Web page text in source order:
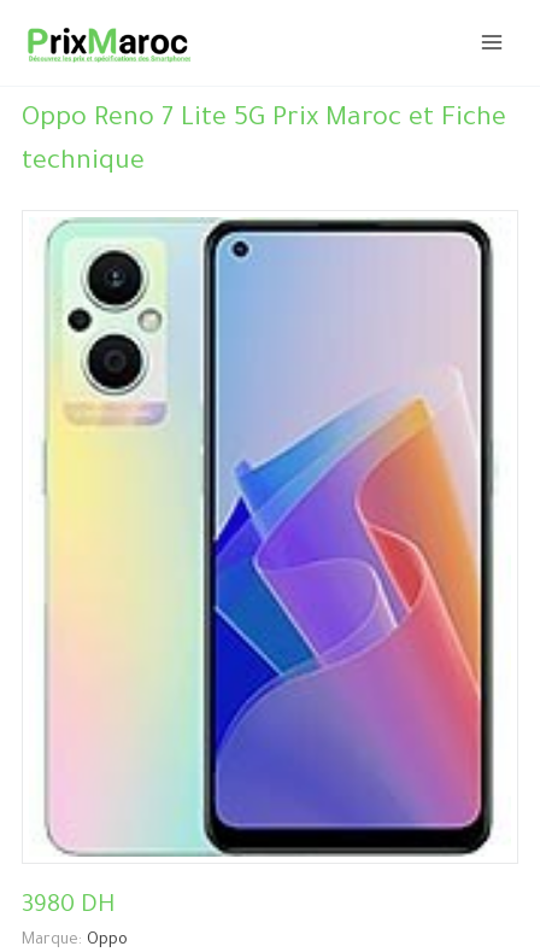
Oppo Reno 7 Lite 5G Prix Maroc et Fiche
technique
3980 DH
Marque: Oppo